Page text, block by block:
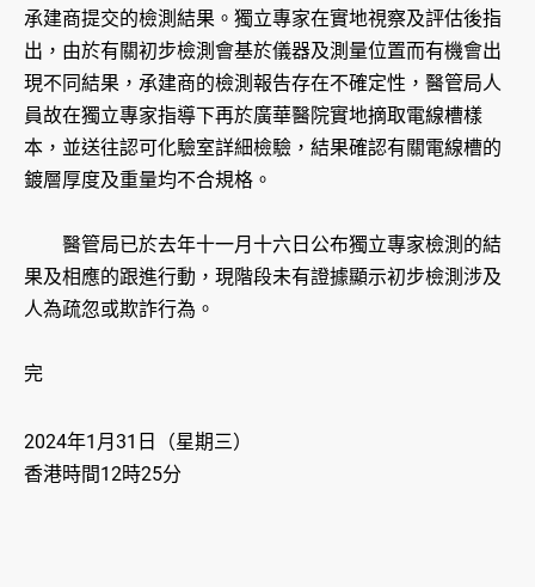
承建商提交的檢測結果。獨立專家在實地視察及評估後指
出，由於有關初步檢測會基於儀器及測量位置而有機會出
現不同結果，承建商的檢測報告存在不確定性，醫管局人
員故在獨立專家指導下再於廣華醫院實地摘取電線槽樣
本，並送往認可化驗室詳細檢驗，結果確認有關電線槽的
鍍層厚度及重量均不合規格。
醫管局已於去年十一月十六日公布獨立專家檢測的結
果及相應的跟進行動，現階段未有證據顯示初步檢測涉及
人為疏忽或欺詐行為。
完
2024年1月31日（星期三）
香港時間12時25分